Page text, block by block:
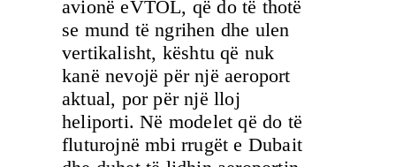
avionë eVTOL, që do të thotë
se mund të ngrihen dhe ulen
vertikalisht, kështu që nuk
kanë nevojë për një aeroport
aktual, por për një lloj
heliporti. Në modelet që do të
fluturojnë mbi rrugët e Dubait